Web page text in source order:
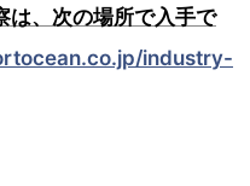
は、次の場所で入手で
industry-